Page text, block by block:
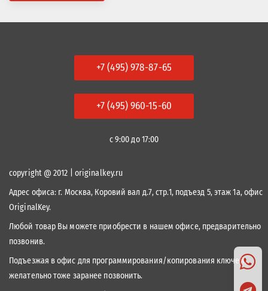
+7 (495) 978-87-65
+7 (495) 960-15-60
с 9:00 до 17:00
copyright @ 2012 | originalkey.ru
Адрес офиса: г. Москва, Коровий вал д.7, стр.1, подъезд 5, этаж 1а, офис
OriginalKey.
Любой товар Вы можете приобрести в нашем офисе, предварительно
позвонив.
Подъезжая в офис для программирования/копирования ключей,
желательно тоже заранее позвонить.